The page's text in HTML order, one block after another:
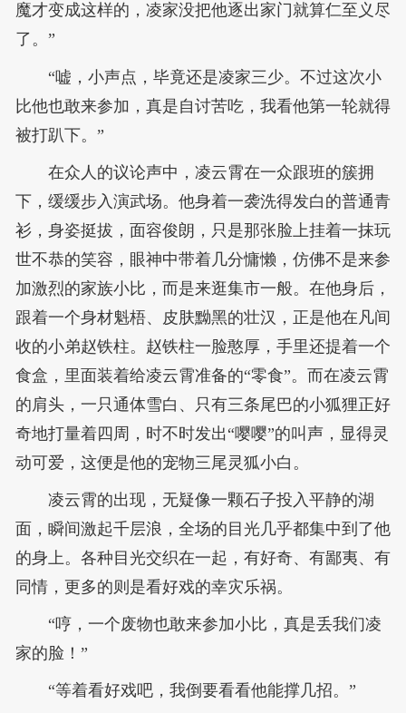
魔才变成这样的，凌家没把他逐出家门就算仁至义尽
了。”
“嘘，小声点，毕竟还是凌家三少。不过这次小
比他也敢来参加，真是自讨苦吃，我看他第一轮就得
被打趴下。”
在众人的议论声中，凌云霄在一众跟班的簇拥
下，缓缓步入演武场。他身着一袭洗得发白的普通青
衫，身姿挺拔，面容俊朗，只是那张脸上挂着一抹玩
世不恭的笑容，眼神中带着几分慵懒，仿佛不是来参
加激烈的家族小比，而是来逛集市一般。在他身后，
跟着一个身材魁梧、皮肤黝黑的壮汉，正是他在凡间
收的小弟赵铁柱。赵铁柱一脸憨厚，手里还提着一个
食盒，里面装着给凌云霄准备的“零食”。而在凌云霄
的肩头，一只通体雪白、只有三条尾巴的小狐狸正好
奇地打量着四周，时不时发出“嘤嘤”的叫声，显得灵
动可爱，这便是他的宠物三尾灵狐小白。
凌云霄的出现，无疑像一颗石子投入平静的湖
面，瞬间激起千层浪，全场的目光几乎都集中到了他
的身上。各种目光交织在一起，有好奇、有鄙夷、有
同情，更多的则是看好戏的幸灾乐祸。
“哼，一个废物也敢来参加小比，真是丢我们凌
家的脸！”
“等着看好戏吧，我倒要看看他能撑几招。”